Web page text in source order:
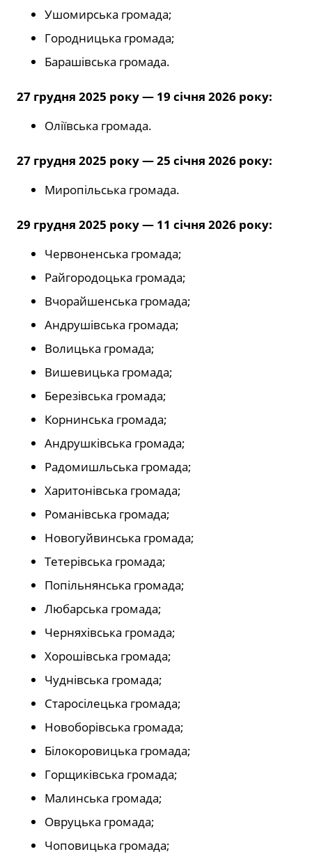
Ушомирська громада;
Городницька громада;
Барашівська громада.
27 грудня 2025 року — 19 січня 2026 року:
Оліївська громада.
27 грудня 2025 року — 25 січня 2026 року:
Миропільська громада.
29 грудня 2025 року — 11 січня 2026 року:
Червоненська громада;
Райгородоцька громада;
Вчорайшенська громада;
Андрушівська громада;
Волицька громада;
Вишевицька громада;
Березівська громада;
Корнинська громада;
Андрушківська громада;
Радомишльська громада;
Харитонівська громада;
Романівська громада;
Новогуйвинська громада;
Тетерівська громада;
Попільнянська громада;
Любарська громада;
Черняхівська громада;
Хорошівська громада;
Чуднівська громада;
Старосілецька громада;
Новоборівська громада;
Білокоровицька громада;
Горщиківська громада;
Малинська громада;
Овруцька громада;
Чоповицька громада;